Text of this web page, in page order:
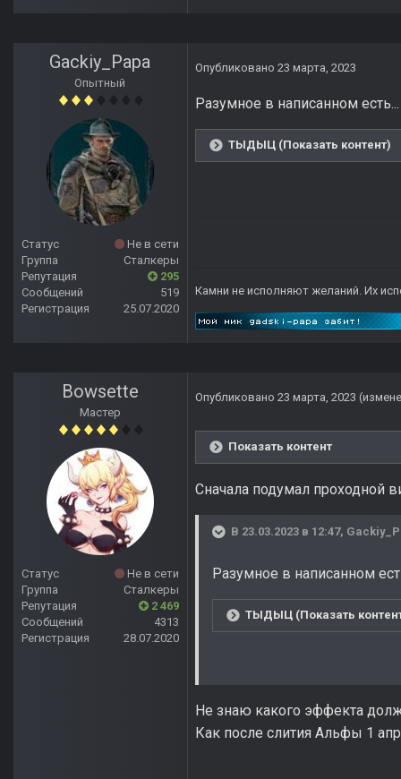
Gackiy_Papa
Опытный
Статус
Не в сети
Группа
Сталкеры
Репутация
295
Сообщений
519
Регистрация
25.07.2020
Опубликовано 23 марта, 2023
Разумное в написанном
ТЫДЫЦ (Показать контент)
Камни не исполняют желаний. Их
Bowsette
Мастер
Статус
Не в сети
Группа
Сталкеры
Репутация
2 469
Сообщений
4313
Регистрация
28.07.2020
Опубликовано 23 марта, 2023
Показать контент
Сначала подумал проходной
В 23.03.2023 в 12:47,
Разумное в написанном
ТЫДЫЦ (Показать
Не знаю какого эффекта
Как после слития Альфы 1